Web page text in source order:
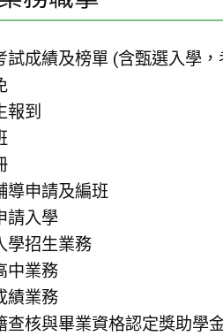
試成績及榜單 (含甄選入學
報到
導申請及編班
請入學
學招生業務
中業務
績業務
查核與畢業資格認定獎助學